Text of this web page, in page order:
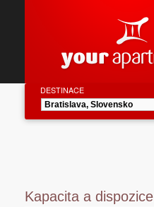
DESTINACE
Kapacita a dispozice